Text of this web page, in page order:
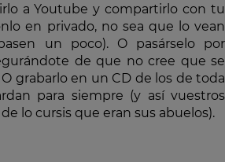
a Youtube y compartirlo con tu
en privado, no sea que lo vean
un poco). O pasárselo por
de que no cree que se
grabarlo en un CD de los de toda
para siempre (y así vuestros
lo cursis que eran sus abuelos).